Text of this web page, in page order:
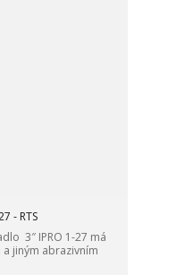
- RTS
3″ IPRO 1-27 má
jiným abrazivním